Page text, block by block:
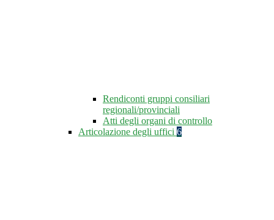
Rendiconti gruppi consiliari
regionali/provinciali
Atti degli organi di controllo
Articolazione degli uffici 6